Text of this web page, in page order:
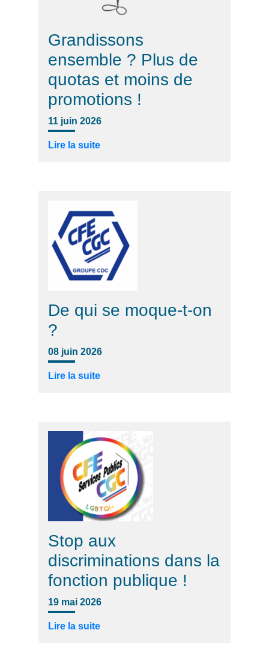
Grandissons
ensemble ? Plus de
quotas et moins de
promotions !
11 juin 2026
Lire la suite
De qui se moque-t-on
?
08 juin 2026
Lire la suite
Stop aux
discriminations dans la
fonction publique !
19 mai 2026
Lire la suite